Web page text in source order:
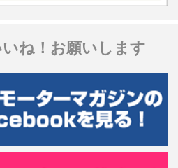
ね！お願いします